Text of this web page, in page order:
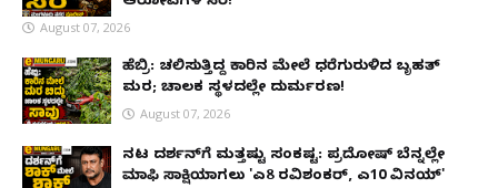
August 07, 2026
ಹೆಬ್ರಿ: ಚಲಿಸುತ್ತಿದ್ದ ಕಾರಿನ ಮೇಲೆ ಧರೆಗುರುಳಿದ ಬೃಹತ್
ಮರ; ಚಾಲಕ ಸ್ಥಳದಲ್ಲೇ ದುರ್ಮರಣ!
August 07, 2026
ನಟ ದರ್ಶನ್‌ಗೆ ಮತ್ತಷ್ಟು ಸಂಕಷ್ಟ: ಪ್ರದೋಷ್ ಬೆನ್ನಲ್ಲೇ
ಮಾಫಿ ಸಾಕ್ಷಿಯಾಗಲು 'ಎ8 ರವಿಶಂಕರ್, ಎ10 ವಿನಯ್'